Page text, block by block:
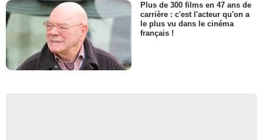
Plus de 300 films en 47 ans de
carrière : c'est l'acteur qu'on a
le plus vu dans le cinéma
français !